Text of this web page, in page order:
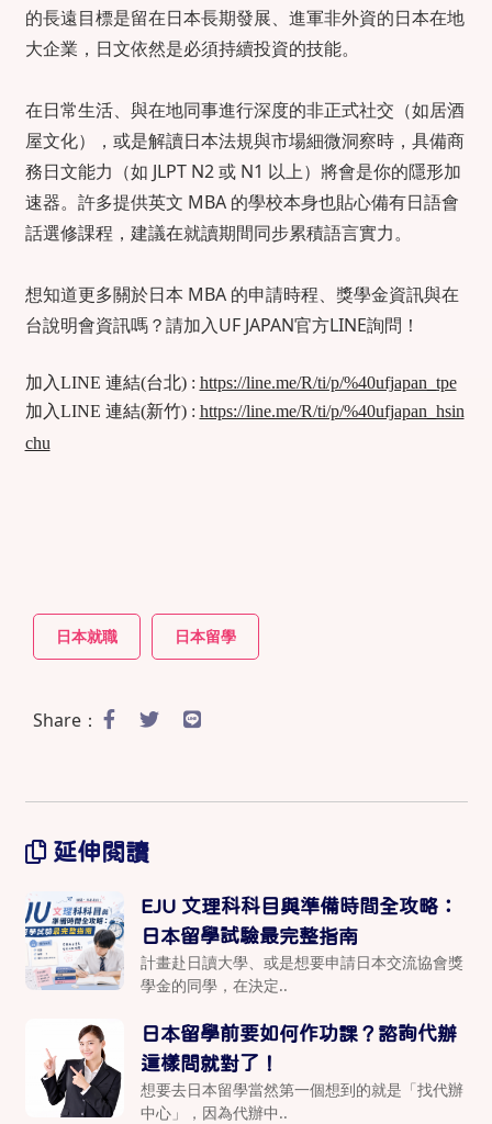
的長遠目標是留在日本長期發展、進軍非外資的日本在地
大企業，日文依然是必須持續投資的技能。
在日常生活、與在地同事進行深度的非正式社交（如居酒
屋文化），或是解讀日本法規與市場細微洞察時，具備商
務日文能力（如 JLPT N2 或 N1 以上）將會是你的隱形加
速器。許多提供英文 MBA 的學校本身也貼心備有日語會
話選修課程，建議在就讀期間同步累積語言實力。
想知道更多關於日本 MBA 的申請時程、獎學金資訊與在
台說明會資訊嗎？請加入UF JAPAN官方LINE詢問！
加入LINE 連結(台北) : https://line.me/R/ti/p/%40ufjapan_tpe
加入LINE 連結(新竹) : https://line.me/R/ti/p/%40ufjapan_hsin
chu
日本就職 日本留學
Share：
延伸閱讀
EJU 文理科科目與準備時間全攻略：
日本留學試驗最完整指南
計畫赴日讀大學、或是想要申請日本交流協會獎
學金的同學，在決定..
日本留學前要如何作功課？諮詢代辦
這樣問就對了！
想要去日本留學當然第一個想到的就是「找代辦
中心」，因為代辦中..